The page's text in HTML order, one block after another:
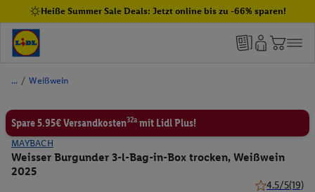
Heiße Summer Sale Deals: Jetzt online bis zu -66% sparen!
/ Weißwein
Spare 5.95€ Versandkosten32a mit Lidl Plus!
MAYBACH
Weisser Burgunder 3-l-Bag-in-Box trocken, Weißwein
2025
4.5/5(19)